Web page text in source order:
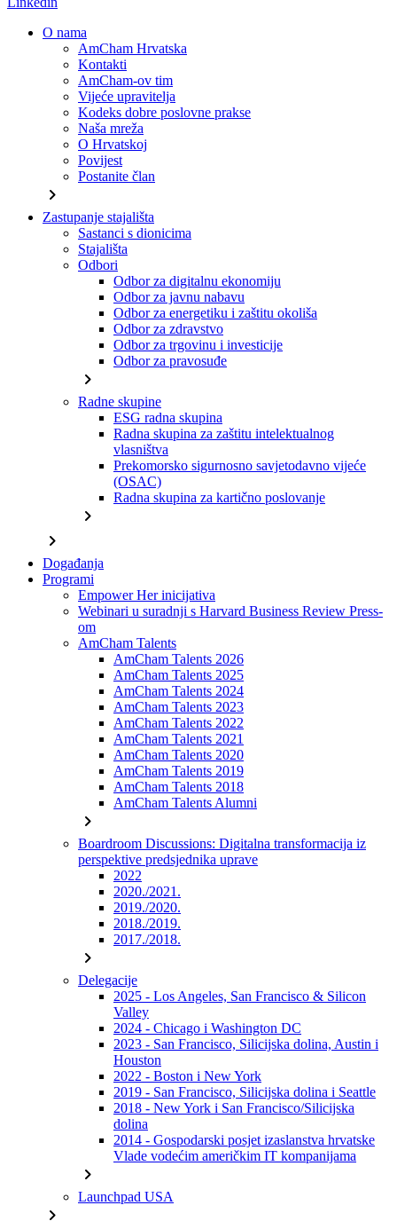
O nama
AmCham Hrvatska
Kontakti
AmCham-ov tim
Vijeće upravitelja
Kodeks dobre poslovne prakse
Naša mreža
O Hrvatskoj
Povijest
Postanite član
chevron_right
Zastupanje stajališta
Sastanci s dionicima
Stajališta
Odbori
Odbor za digitalnu ekonomiju
Odbor za javnu nabavu
Odbor za energetiku i zaštitu okoliša
Odbor za zdravstvo
Odbor za trgovinu i investicije
Odbor za pravosuđe
chevron_right
Radne skupine
ESG radna skupina
Radna skupina za zaštitu intelektualnog
vlasništva
Prekomorsko sigurnosno savjetodavno vijeće
(OSAC)
Radna skupina za kartično poslovanje
chevron_right
chevron_right
Događanja
Programi
Empower Her inicijativa
Webinari u suradnji s Harvard Business Review Press-
om
AmCham Talents
AmCham Talents 2026
AmCham Talents 2025
AmCham Talents 2024
AmCham Talents 2023
AmCham Talents 2022
AmCham Talents 2021
AmCham Talents 2020
AmCham Talents 2019
AmCham Talents 2018
AmCham Talents Alumni
chevron_right
Boardroom Discussions: Digitalna transformacija iz
perspektive predsjednika uprave
2022
2020./2021.
2019./2020.
2018./2019.
2017./2018.
chevron_right
Delegacije
2025 - Los Angeles, San Francisco & Silicon
Valley
2024 - Chicago i Washington DC
2023 - San Francisco, Silicijska dolina, Austin i
Houston
2022 - Boston i New York
2019 - San Francisco, Silicijska dolina i Seattle
2018 - New York i San Francisco/Silicijska
dolina
2014 - Gospodarski posjet izaslanstva hrvatske
Vlade vodećim američkim IT kompanijama
chevron_right
Launchpad USA
chevron_right